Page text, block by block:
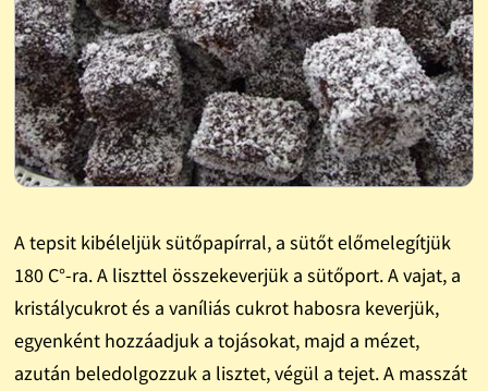
A tepsit kibéleljük sütőpapírral, a sütőt előmelegítjük
180 C°-ra. A liszttel összekeverjük a sütőport. A vajat, a
kristálycukrot és a vaníliás cukrot habosra keverjük,
egyenként hozzáadjuk a tojásokat, majd a mézet,
azután beledolgozzuk a lisztet, végül a tejet. A masszát